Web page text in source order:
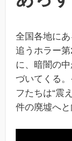
全国各地に
追うホラー
に、暗闇の
づいてくる
フたちは“震
件の廃墟へと